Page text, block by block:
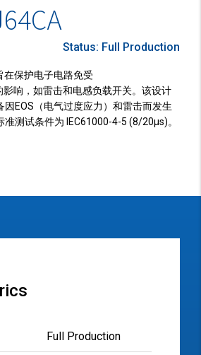
Status: Full Production
在保护电子电路免受
响，如雷击和电感负载开关。该设计
因EOS（电气过度应力）和雷击而发生
测试条件为 IEC61000-4-5 (8/20µs)。
Full Production